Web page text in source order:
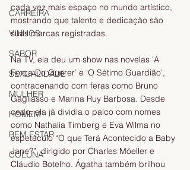
CARREIRA
VINHOS
SABOR
SEXUALIDADE
MULHER
HOMEM
BEM ESTAR
COLUNA
cada vez mais espaço no mundo artístico,
mostrando que talento e dedicação são
suas marcas registradas.
Na TV, ela deu um show nas novelas ‘A
Força Do Querer’ e ‘O Sétimo Guardião’,
contracenando com feras como Bruno
Gagliasso e Marina Ruy Barbosa. Desde
cedo, ela já dividia o palco com nomes
como Nathalia Timberg e Eva Wilma no
espetáculo “O que Terá Acontecido a Baby
Jane?”, dirigido por Charles Möeller e
Cláudio Botelho. Ágatha também brilhou